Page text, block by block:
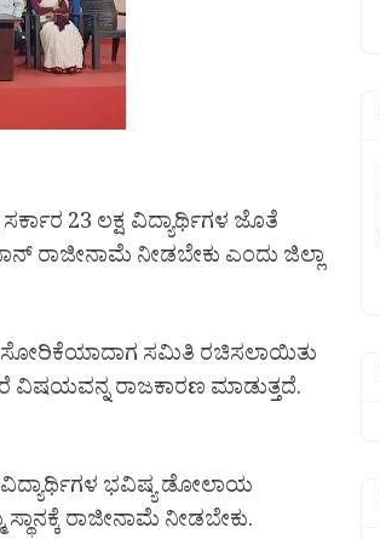
23 ಲಕ್ಷ ವಿದ್ಯಾರ್ಥಿಗಳ ಜೊತೆ
ರಾಜೀನಾಮೆ ನೀಡಬೇಕು ಎಂದು ಜಿಲ್ಲಾ
ಸೋರಿಕೆಯಾದಾಗ ಸಮಿತಿ ರಚಿಸಲಾಯಿತು
ವಿಷಯವನ್ನ ರಾಜಕಾರಣ ಮಾಡುತ್ತದೆ.
ವಿದ್ಯಾರ್ಥಿಗಳ ಭವಿಷ್ಯ ಡೋಲಾಯ
ರಾಜೀನಾಮೆ ನೀಡಬೇಕು.